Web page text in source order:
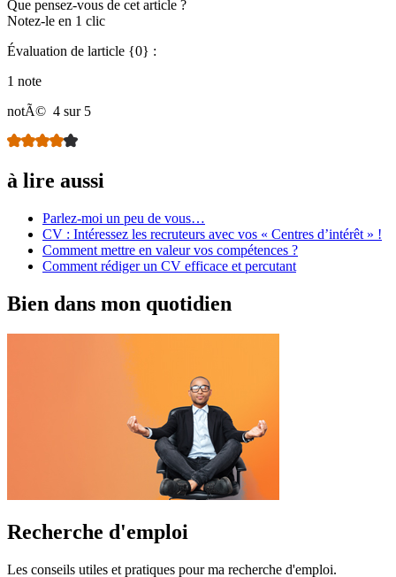
Que pensez-vous de cet article ?
Notez-le en 1 clic
Évaluation de larticle {0} :
1 note
notÃ© 4 sur 5
à lire aussi
Parlez-moi un peu de vous…
CV : Intéressez les recruteurs avec vos « Centres d’intérêt » !
Comment mettre en valeur vos compétences ?
Comment rédiger un CV efficace et percutant
Bien dans mon quotidien
Recherche d'emploi
Les conseils utiles et pratiques pour ma recherche d'emploi.